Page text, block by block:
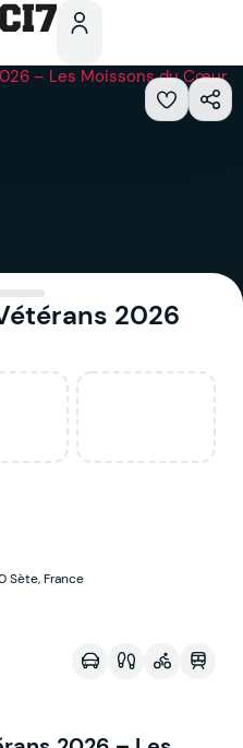
2026
Sète, France